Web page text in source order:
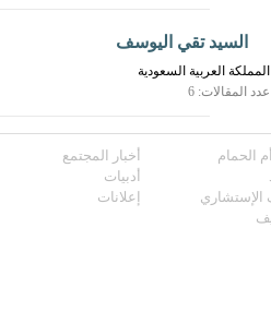
السيد تقي اليوسف
المملكة العربية السعودية
عدد المقالات: 6
الحمام أخبار المجتمع
أدبيات
الإستشاري
إعلانات